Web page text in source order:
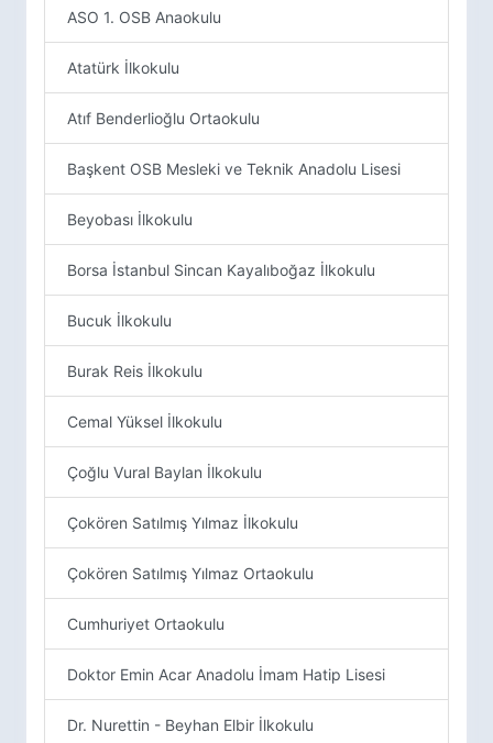
ASO 1. OSB Anaokulu
Atatürk İlkokulu
Atıf Benderlioğlu Ortaokulu
Başkent OSB Mesleki ve Teknik Anadolu Lisesi
Beyobası İlkokulu
Borsa İstanbul Sincan Kayalıboğaz İlkokulu
Bucuk İlkokulu
Burak Reis İlkokulu
Cemal Yüksel İlkokulu
Çoğlu Vural Baylan İlkokulu
Çokören Satılmış Yılmaz İlkokulu
Çokören Satılmış Yılmaz Ortaokulu
Cumhuriyet Ortaokulu
Doktor Emin Acar Anadolu İmam Hatip Lisesi
Dr. Nurettin - Beyhan Elbir İlkokulu